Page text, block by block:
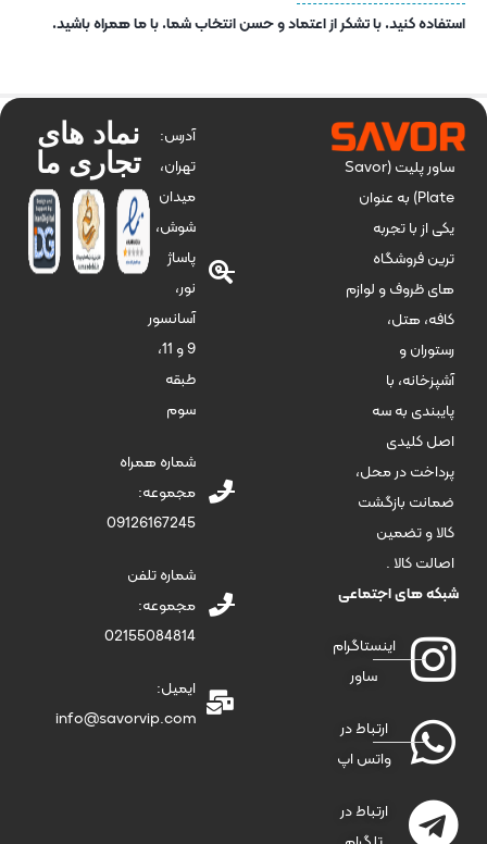
استفاده کنید. با تشکر از اعتماد و حسن انتخاب شما. با ما همراه باشید.
ساور پلیت (Savor
Plate) به عنوان
یکی از با تجربه
ترین فروشگاه
های ظروف و لوازم
کافه، هتل،
رستوران و
آشپزخانه، با
پایبندی به سه
اصل کلیدی
پرداخت در محل،
ضمانت بازگشت
کالا و تضمین
اصالت کالا .
شبکه های اجتماعی
اینستاگرام
ساور
ارتباط در
واتس اپ
ارتباط در
آدرس:
تهران،
میدان
شوش،
پاساژ
نور،
آسانسور
9 و 11،
طبقه
سوم
شماره همراه
مجموعه:
09126167245
شماره تلفن
مجموعه:
02155084814
ایمیل:
info@savorvip.com
نماد های
تجاری ما